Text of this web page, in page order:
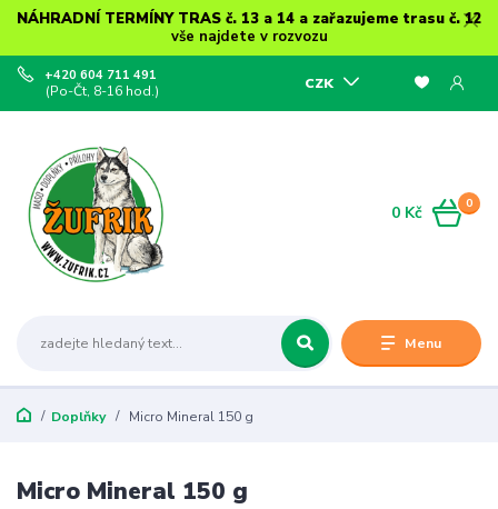
NÁHRADNÍ TERMÍNY TRAS č. 13 a 14 a zařazujeme trasu č. 12
vše najdete v rozvozu
Menu
CZK
+420 604 711 491
(Po-Čt, 8-16 hod.)
0
0 Kč
Doplňky Micro Mineral 150 g
Micro Mineral 150 g